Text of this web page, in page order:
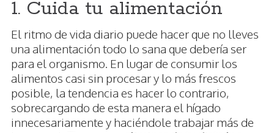
1. Cuida tu alimentación
El ritmo de vida diario puede hacer que no lleves
una alimentación todo lo sana que debería ser
para el organismo. En lugar de consumir los
alimentos casi sin procesar y lo más frescos
posible, la tendencia es hacer lo contrario,
sobrecargando de esta manera el hígado
innecesariamente y haciéndole trabajar más de